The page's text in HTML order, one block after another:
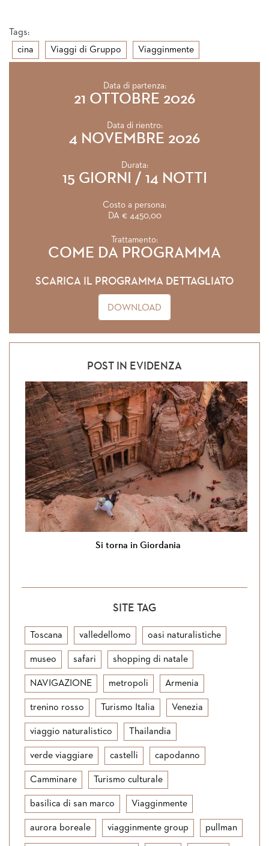
Tags:
cina
Viaggi di Gruppo Viagginmente
Data di partenza:
21 OTTOBRE 2026
Data di rientro:
4 NOVEMBRE 2026
Durata:
15 GIORNI / 14 NOTTI
Costo a persona:
DA € 4450,00
Trattamento:
COME DA PROGRAMMA
SCARICA IL PROGRAMMA DETTAGLIATO
DOWNLOAD
POST IN EVIDENZA
Si torna in Giordania
SITE TAG
Toscana valledellomo oasi naturalistiche
museo safari shopping di natale
NAVIGAZIONE metropoli Armenia
trenino rosso Turismo Italia Venezia
viaggio naturalistico Thailandia
verde viaggiare castelli capodanno
Camminare Turismo culturale
basilica di san marco Viagginmente
aurora boreale viagginmente group pullman